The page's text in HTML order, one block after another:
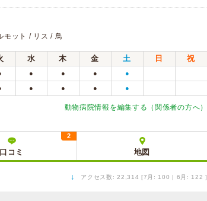
モット / リス / 鳥
水 木 金 土 日
祝
● ● ● ●
● ● ● ●
動物病院情報を編集する（関係者の方へ）
口コミ
2
地図
↓ アクセス数: 22,314 [7月: 100 | 6月: 122 ]